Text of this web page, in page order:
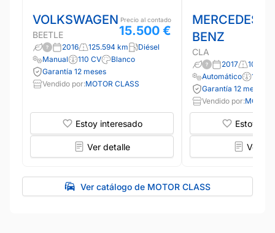
VOLKSWAGEN
BEETLE
Precio al contado
15.500 €
2016 125.594 km
Diésel
Manual
110 CV
Blanco
Garantía 12 meses
Vendido por:MOTOR CLASS
Estoy interesado
Ver detalle
MERCEDES-
BENZ
CLA
2017
Automático
156 CV
Garantía 12 meses
Vendido por:MOTOR
Estoy
Ver
Ver catálogo de MOTOR CLASS